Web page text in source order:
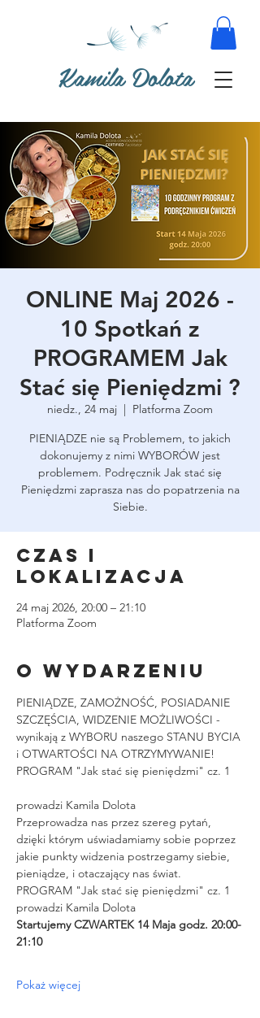
Kamila Dolota
ONLINE Maj 2026 -
10 Spotkań z
PROGRAMEM Jak
Stać się Pieniędzmi ?
niedz., 24 maj
  |
Platforma Zoom
PIENIĄDZE nie są Problemem, to jakich
dokonujemy z nimi WYBORÓW jest
problemem. Podręcznik Jak stać się
Pieniędzmi zaprasza nas do popatrzenia na
Siebie.
Czas i
lokalizacja
24 maj 2026, 20:00 – 21:10
Platforma Zoom
O wydarzeniu
PIENIĄDZE, ZAMOŻNOŚĆ, POSIADANIE
SZCZĘŚCIA, WIDZENIE MOŻLIWOŚCI -
wynikają z WYBORU naszego STANU BYCIA
i OTWARTOŚCI NA OTRZYMYWANIE!
PROGRAM "Jak stać się pieniędzmi" cz. 1
prowadzi Kamila Dolota
Przeprowadza nas przez szereg pytań,
dzięki którym uświadamiamy sobie poprzez
jakie punkty widzenia postrzegamy siebie,
pieniądze, i otaczający nas świat.
PROGRAM "Jak stać się pieniędzmi" cz. 1
prowadzi Kamila Dolota
Startujemy CZWARTEK 14 Maja godz. 20:00-
21:10
Pokaż więcej